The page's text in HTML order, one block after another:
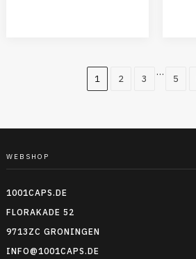
1 2 3
…
5
WEBSHOP
1001CAPS.DE
FLORAKADE 52
9713ZC GRONINGEN
INFO@1001CAPS.DE